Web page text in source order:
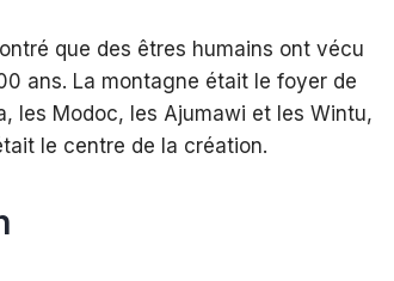
que des êtres humains ont vécu
ans. La montagne était le foyer de
les Modoc, les Ajumawi et les Wintu,
le centre de la création.